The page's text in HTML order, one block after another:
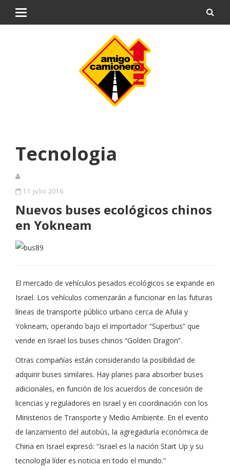
Tecnologia
11 julio 2016
Nuevos buses ecológicos chinos
en Yokneam
El mercado de vehículos pesados ecológicos se expande en
Israel. Los vehículos comenzarán a funcionar en las futuras
líneas de transporte público urbano cerca de Afula y
Yokneam, operando bajo el importador “Superbus” que
vende en Israel los buses chinos “Golden Dragon”.
Otras compañías están considerando la posibilidad de
adquirir buses similares. Hay planes para absorber buses
adicionales, en función de los acuerdos de concesión de
licencias y reguladores en Israel y en coordinación con los
Ministerios de Transporte y Medio Ambiente. En el evento
de lanzamiento del autobús, la agregaduría económica de
China en Israel expresó: “Israel es la nación Start Up y su
tecnología líder es noticia en todo el mundo.”